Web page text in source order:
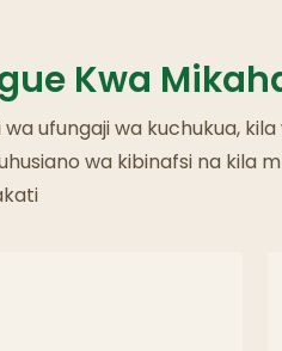
Kwa
wa ufungaji wa kuchukua,
wa kibinafsi na kila